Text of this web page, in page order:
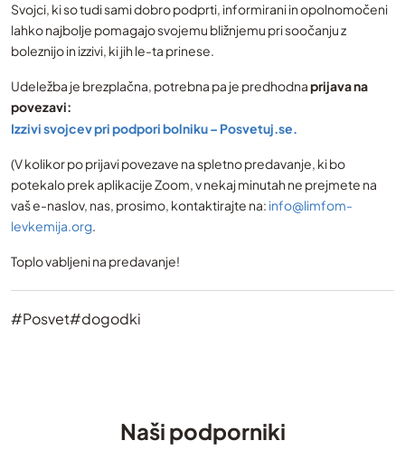
Svojci, ki so tudi sami dobro podprti, informirani in opolnomočeni
lahko najbolje pomagajo svojemu bližnjemu pri soočanju z
boleznijo in izzivi, ki jih le-ta prinese.
Udeležba je brezplačna, potrebna pa je predhodnaprijava na
povezavi:
Izzivi svojcev pri podpori bolniku – Posvetuj.se.
(V kolikor po prijavi povezave na spletno predavanje, ki bo
potekalo prek aplikacije Zoom, v nekaj minutah ne prejmete na
vaš e-naslov, nas, prosimo, kontaktirajte na: info@limfom-
levkemija.org.
Toplo vabljeni na predavanje!
#Posvet#dogodki
Naši podporniki